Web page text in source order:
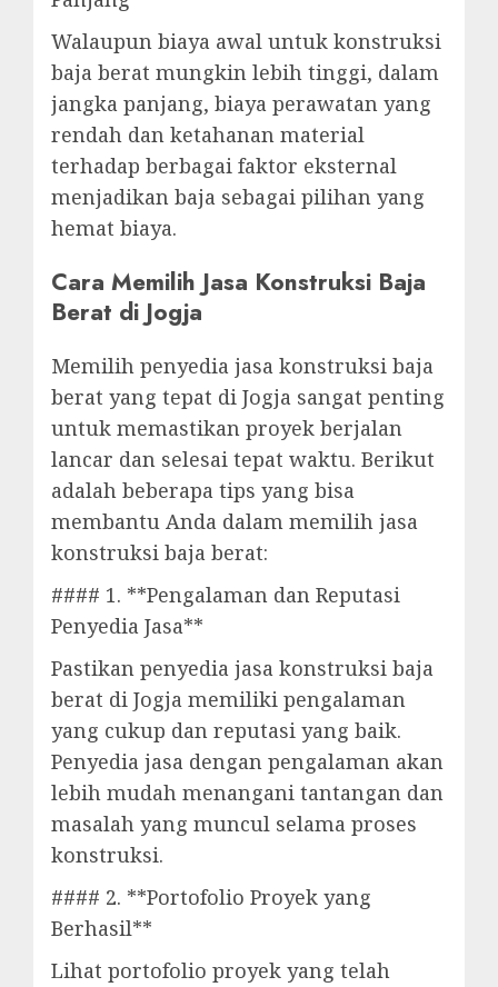
Walaupun biaya awal untuk konstruksi
baja berat mungkin lebih tinggi, dalam
jangka panjang, biaya perawatan yang
rendah dan ketahanan material
terhadap berbagai faktor eksternal
menjadikan baja sebagai pilihan yang
hemat biaya.
Cara Memilih Jasa Konstruksi Baja
Berat di Jogja
Memilih penyedia jasa konstruksi baja
berat yang tepat di Jogja sangat penting
untuk memastikan proyek berjalan
lancar dan selesai tepat waktu. Berikut
adalah beberapa tips yang bisa
membantu Anda dalam memilih jasa
konstruksi baja berat:
#### 1. **Pengalaman dan Reputasi
Penyedia Jasa**
Pastikan penyedia jasa konstruksi baja
berat di Jogja memiliki pengalaman
yang cukup dan reputasi yang baik.
Penyedia jasa dengan pengalaman akan
lebih mudah menangani tantangan dan
masalah yang muncul selama proses
konstruksi.
#### 2. **Portofolio Proyek yang
Berhasil**
Lihat portofolio proyek yang telah